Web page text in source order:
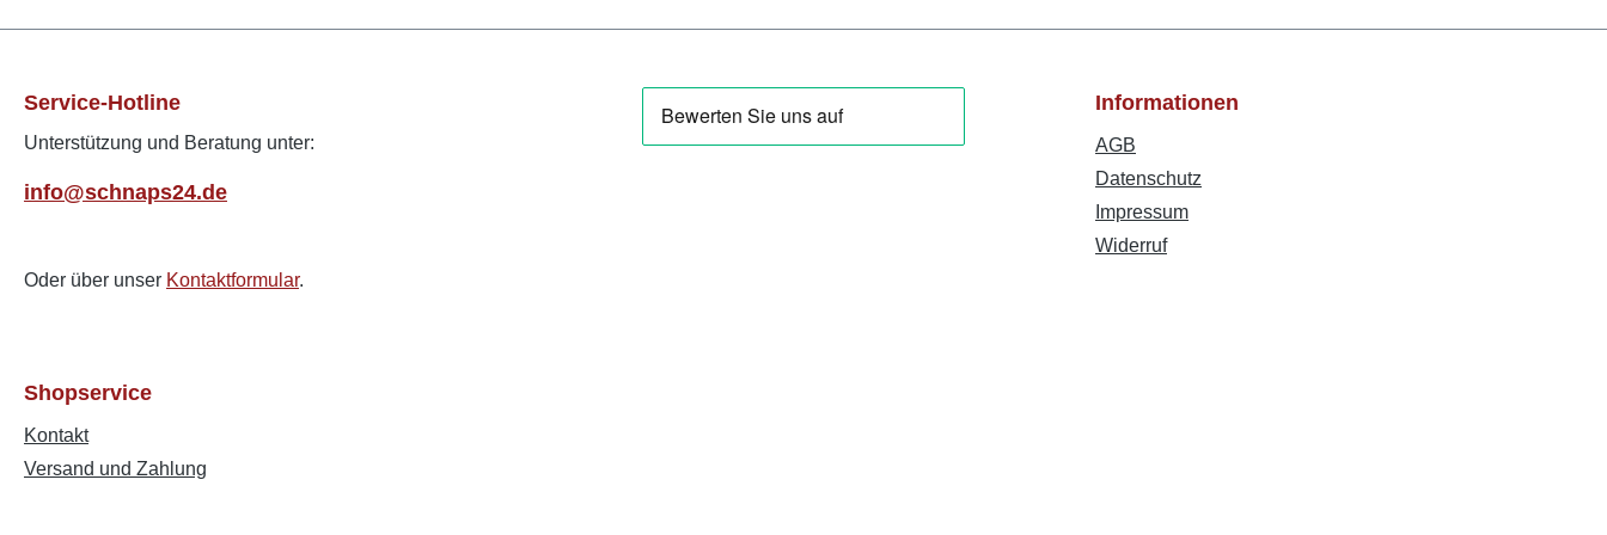
Service-Hotline
Unterstützung und Beratung unter:
info@schnaps24.de
Oder über unser Kontaktformular.
Informationen
AGB
Datenschutz
Impressum
Widerruf
Shopservice
Kontakt
Versand und Zahlung